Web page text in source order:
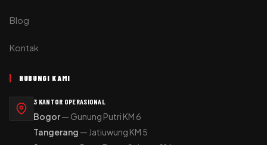
Blog
Kontak
HUBUNGI KAMI
3 KANTOR OPERASIONAL
Bogor— Gunung Putri KM 6
Tangerang — Jatiuwung KM 5